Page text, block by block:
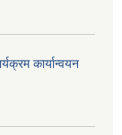
कार्यान्वयन